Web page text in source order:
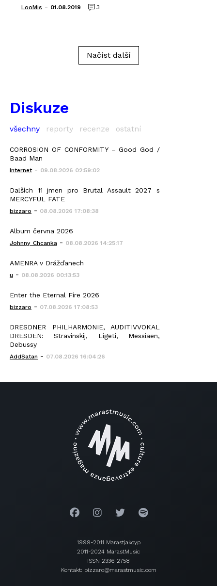
LooMis - 01.08.2019 3
Načíst další
Diskuze
všechny reporty recenze ostatní
CORROSION OF CONFORMITY – Good God /
Baad Man
Internet- 09.08.2026 02:59:02
Dalších 11 jmen pro Brutal Assault 2027 s
MERCYFUL FATE
bizzaro - 08.08.2026 17:08:38
Album června 2026
Johnny_Chcanka - 08.08.2026 14:25:17
AMENRA v Drážďanech
u - 08.08.2026 00:13:53
Enter the Eternal Fire 2026
bizzaro - 07.08.2026 17:08:53
DRESDNER PHILHARMONIE, AUDITIVVOKAL
DRESDEN: Stravinskij, Ligeti, Messiaen,
Debussy
AddSatan - 07.08.2026 16:04:26
1999-2011 Marastjakcyp
2011-2024 MarastMusic
ISSN 2336-2758
Kontakt: bizzaro@marastmusic.com